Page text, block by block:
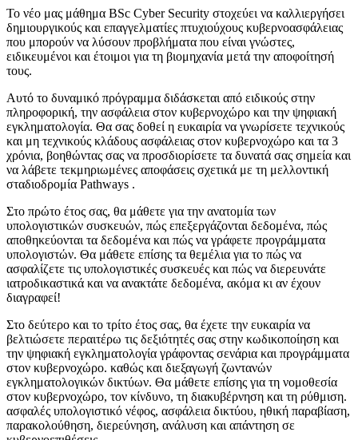
Το νέο μας μάθημα BSc Cyber Security στοχεύει να καλλιεργήσει
δημιουργικούς και επαγγελματίες πτυχιούχους κυβερνοασφάλειας
που μπορούν να λύσουν προβλήματα που είναι γνώστες,
ειδικευμένοι και έτοιμοι για τη βιομηχανία μετά την αποφοίτησή
τους.
Αυτό το δυναμικό πρόγραμμα διδάσκεται από ειδικούς στην
πληροφορική, την ασφάλεια στον κυβερνοχώρο και την ψηφιακή
εγκληματολογία. Θα σας δοθεί η ευκαιρία να γνωρίσετε τεχνικούς
και μη τεχνικούς κλάδους ασφάλειας στον κυβερνοχώρο και τα 3
χρόνια, βοηθώντας σας να προσδιορίσετε τα δυνατά σας σημεία και
να λάβετε τεκμηριωμένες αποφάσεις σχετικά με τη μελλοντική
σταδιοδρομία Pathways .
Στο πρώτο έτος σας, θα μάθετε για την ανατομία των
υπολογιστικών συσκευών, πώς επεξεργάζονται δεδομένα, πώς
αποθηκεύονται τα δεδομένα και πώς να γράφετε προγράμματα
υπολογιστών. Θα μάθετε επίσης τα θεμέλια για το πώς να
ασφαλίζετε τις υπολογιστικές συσκευές και πώς να διερευνάτε
ιατροδικαστικά και να ανακτάτε δεδομένα, ακόμα κι αν έχουν
διαγραφεί!
Στο δεύτερο και το τρίτο έτος σας, θα έχετε την ευκαιρία να
βελτιώσετε περαιτέρω τις δεξιότητές σας στην κωδικοποίηση και
την ψηφιακή εγκληματολογία γράφοντας σενάρια και προγράμματα
στον κυβερνοχώρο. καθώς και διεξαγωγή ζωντανών
εγκληματολογικών δικτύων. Θα μάθετε επίσης για τη νομοθεσία
στον κυβερνοχώρο, τον κίνδυνο, τη διακυβέρνηση και τη ρύθμιση.
ασφαλές υπολογιστικό νέφος, ασφάλεια δικτύου, ηθική παραβίαση,
παρακολούθηση, διερεύνηση, ανάλυση και απάντηση σε